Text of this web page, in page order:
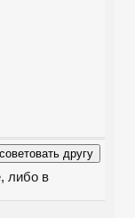
либо в